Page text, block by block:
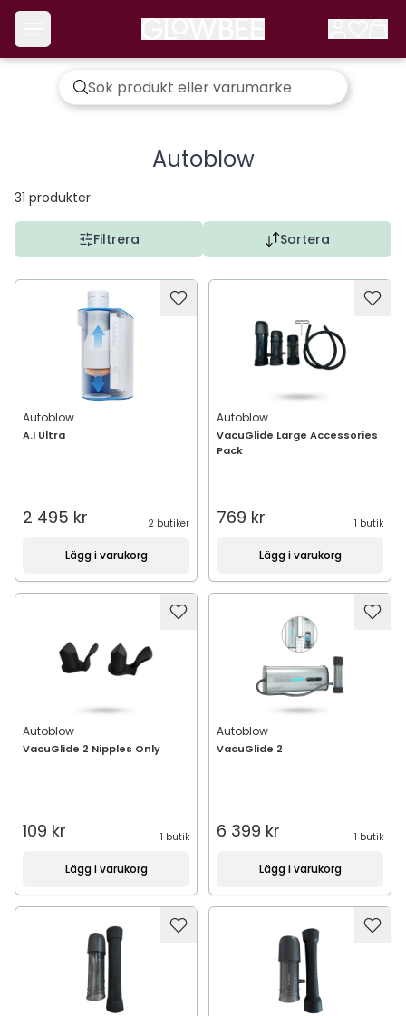
Autoblow
31 produkter
Filtrera Sortera
Autoblow
A.I Ultra
2 495 kr 2 butiker
Lägg i varukorg
Autoblow
VacuGlide Large Accessories
Pack
769 kr 1 butik
Lägg i varukorg
Autoblow
VacuGlide 2 Nipples Only
109 kr 1 butik
Lägg i varukorg
Autoblow
VacuGlide 2
6 399 kr 1 butik
Lägg i varukorg